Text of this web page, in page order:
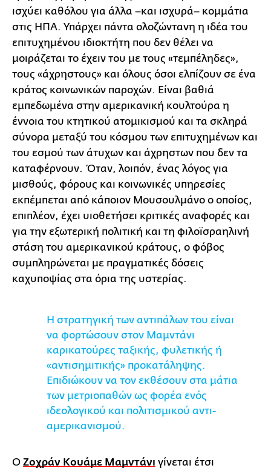
ισχύει καθόλου για άλλα –και ισχυρά– κομμάτια
στις ΗΠΑ. Υπάρχει πάντα ολοζώντανη η ιδέα του
επιτυχημένου ιδιοκτήτη που δεν θέλει να
μοιράζεται το έχειν του με τους «τεμπέληδες»,
τους «άχρηστους» και όλους όσοι ελπίζουν σε ένα
κράτος κοινωνικών παροχών. Είναι βαθιά
εμπεδωμένα στην αμερικανική κουλτούρα η
έννοια του κτητικού ατομικισμού και τα σκληρά
σύνορα μεταξύ του κόσμου των επιτυχημένων και
του εσμού των άτυχων και άχρηστων που δεν τα
καταφέρνουν. Όταν, λοιπόν, ένας λόγος για
μισθούς, φόρους και κοινωνικές υπηρεσίες
εκπέμπεται από κάποιον Μουσουλμάνο ο οποίος,
επιπλέον, έχει υιοθετήσει κριτικές αναφορές και
για την εξωτερική πολιτική και τη φιλοϊσραηλινή
στάση του αμερικανικού κράτους, ο φόβος
συμπληρώνεται με πραγματικές δόσεις
καχυποψίας στα όρια της υστερίας.
Η στρατηγική των αντιπάλων του είναι
να φορτώσουν στον Μαμντάνι
καρικατούρες ταξικής, φυλετικής ή
«αντισημιτικής» προκατάληψης.
Επιδιώκουν να τον εκθέσουν στα μάτια
των μετριοπαθών ως φορέα ενός
ιδεολογικού και πολιτισμικού αντι-
αμερικανισμού.
Ο Ζοχράν Κουάμε Μαμντάνι γίνεται έτσι